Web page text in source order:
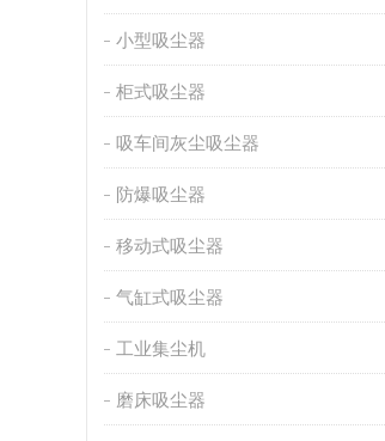
小型吸尘器
柜式吸尘器
吸车间灰尘吸尘器
防爆吸尘器
移动式吸尘器
气缸式吸尘器
工业集尘机
磨床吸尘器